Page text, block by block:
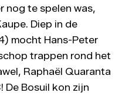
nog te spelen was,
Diep in de
mocht Hans-Peter
trappen rond het
Raphaël Quaranta
Bosuil kon zijn